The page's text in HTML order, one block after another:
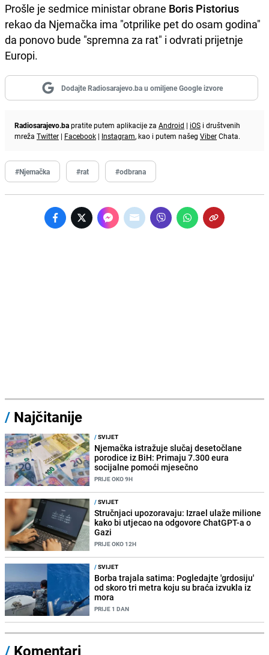
Prošle je sedmice ministar obrane Boris Pistorius
rekao da Njemačka ima "otprilike pet do osam godina"
da ponovo bude "spremna za rat" i odvrati prijetnje
Europi.
Dodajte Radiosarajevo.ba u omiljene Google izvore
Radiosarajevo.bapratite putem aplikacije za Android | iOS i društvenih
mreža Twitter | Facebook | Instagram, kao i putem našeg ViberChata.
#Njemačka #rat #odbrana
/ Najčitanije
/SVIJET
Njemačka istražuje slučaj desetočlane
porodice iz BiH: Primaju 7.300 eura
socijalne pomoći mjesečno
PRIJE OKO 9H
/SVIJET
Stručnjaci upozoravaju: Izrael ulaže milione
kako bi utjecao na odgovore ChatGPT-a o
Gazi
PRIJE OKO 12H
/SVIJET
Borba trajala satima: Pogledajte 'grdosiju'
od skoro tri metra koju su braća izvukla iz
mora
PRIJE 1 DAN
/ Komentari